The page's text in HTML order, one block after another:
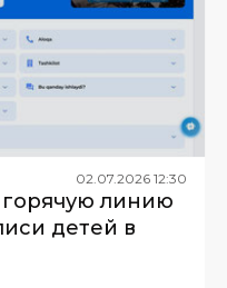
02.07.2026 12:30
линию
детей в